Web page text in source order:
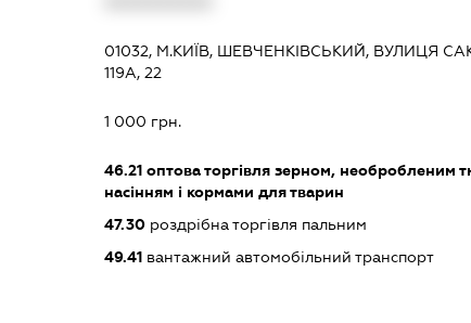
01032, М.КИЇВ, ШЕВЧЕНКІВСЬКИЙ, ВУЛИЦЯ
119А, 22
1 000 грн.
46.21 оптова торгівля зерном, необробленим
насінням і кормами для тварин
47.30 роздрібна торгівля пальним
49.41 вантажний автомобільний транспорт